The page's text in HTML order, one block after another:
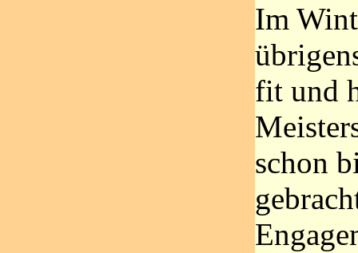
Im
fit und
schon